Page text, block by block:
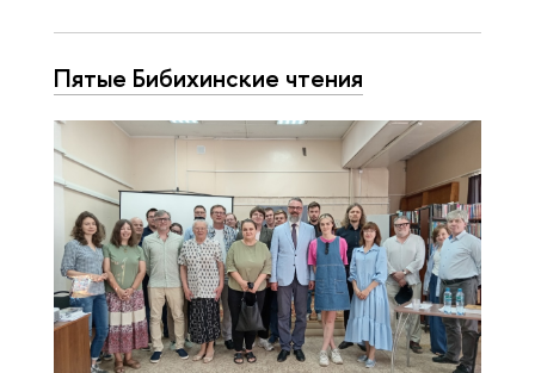
Пятые Бибихинские чтения